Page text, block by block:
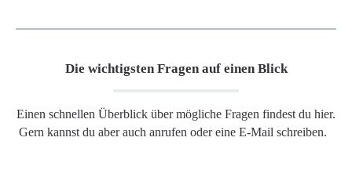
Die wichtigsten Fragen auf einen Blick
Einen schnellen Überblick über mögliche Fragen findest du hier.
Gern kannst du aber auch anrufen oder eine E-Mail schreiben.